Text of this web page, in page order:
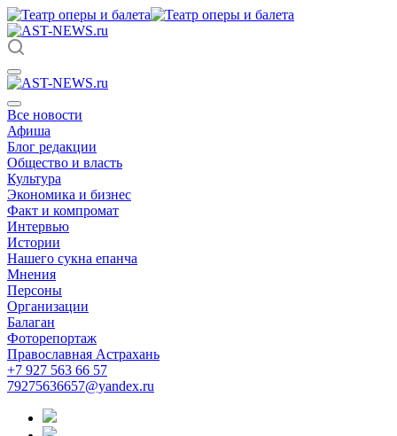
Все новости
Афиша
Блог редакции
Общество и власть
Культура
Экономика и бизнес
Факт и компромат
Интервью
Истории
Нашего сукна епанча
Мнения
Персоны
Организации
Балаган
Фоторепортаж
Православная Астрахань
+7 927 563 66 57
79275636657@yandex.ru